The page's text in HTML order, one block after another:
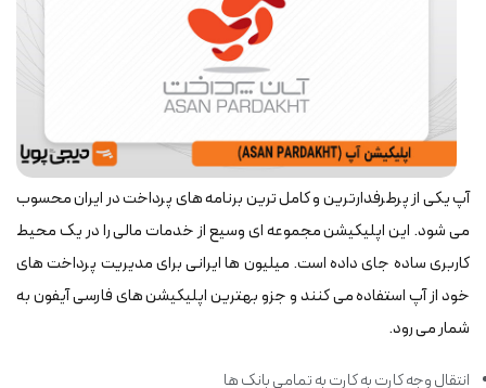
آپ یکی از پرطرفدارترین و کامل ترین برنامه های پرداخت در ایران محسوب
می شود. این اپلیکیشن مجموعه ای وسیع از خدمات مالی را در یک محیط
کاربری ساده جای داده است. میلیون ها ایرانی برای مدیریت پرداخت های
خود از آپ استفاده می کنند و جزو بهترین اپلیکیشن های فارسی آیفون به
شمار می رود.
انتقال وجه کارت به کارت به تمامی بانک ها